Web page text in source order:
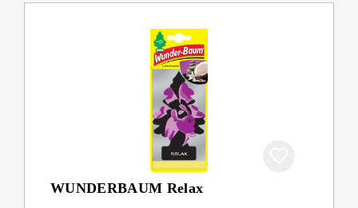
WUNDERBAUM Relax